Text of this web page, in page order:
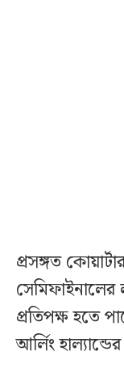
প্রসঙ্গত
সেমিফাইনালের
প্রতিপক্ষ হতে
আর্লিং